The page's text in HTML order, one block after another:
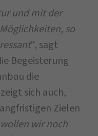
und mit der
so
“, sagt
Begeisterung
die
sich auch,
Zielen
wir noch